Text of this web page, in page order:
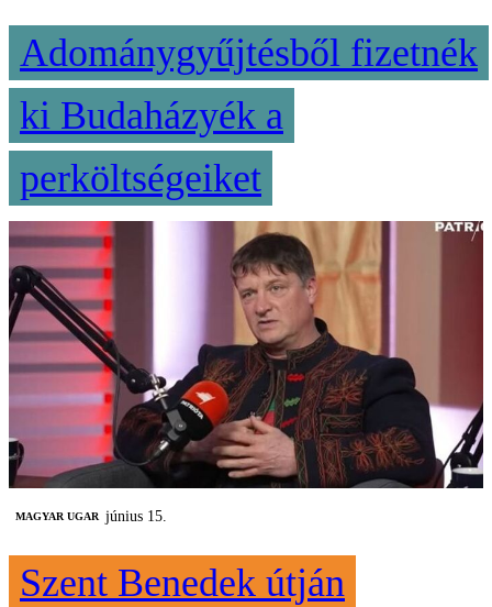
Adománygyűjtésből fizetnék
ki Budaházyék a
perköltségeiket
MAGYAR UGAR június 15.
Szent Benedek útján